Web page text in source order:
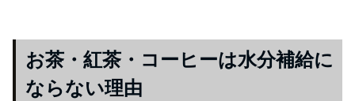
お茶・紅茶・コーヒーは水分補給に
ならない理由